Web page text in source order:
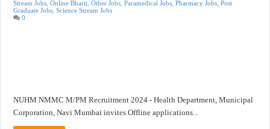
खुशखबर ! नागपूर विद्यापीठ मध्ये १३९ सहायक प्राध्यापक पदांची भरती सुरु ! Nagpur
Stream Jobs ,Online Bharti ,Other Jobs ,Paramedical Jobs ,Pharmacy Jobs ,Post
Graduate Jobs ,Science Stream Jobs
0
NUHM NMMC M/PM Recruitment 2024 - Health Department, Municipal
Corporation, Navi Mumbai invites Offline applications...